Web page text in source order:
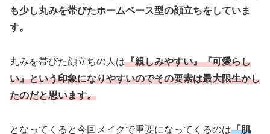
も少し丸みを帯びたホームベース型の顔立ちをしていま
す。
丸みを帯びた顔立ちの人は『親しみやすい』『可愛らし
い』という印象になりやすいのでその要素は最大限生かし
たのだと思います。
となってくると今回メイクで重要になってくるのは「肌